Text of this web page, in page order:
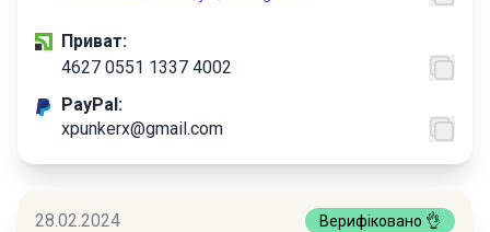
Приват:
4627 0551 1337 4002
PayPal:
xpunkerx@gmail.com
28.02.2024 Верифіковано 👌